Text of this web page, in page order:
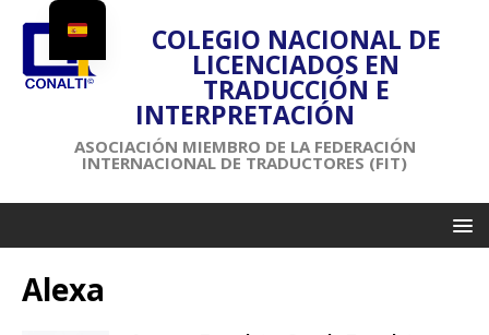
COLEGIO NACIONAL DE
LICENCIADOS EN
TRADUCCIÓN E
INTERPRETACIÓN
ASOCIACIÓN MIEMBRO DE LA FEDERACIÓN
INTERNACIONAL DE TRADUCTORES (FIT)
Alexa